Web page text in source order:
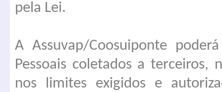
pela Lei.
A Assuvap/Coosuiponte
Pessoais coletados a terceiros,
nos limites exigidos e